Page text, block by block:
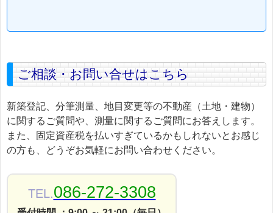
ご相談・お問い合せはこちら
新築登記、分筆測量、地目変更等の不動産（土地・建物）
に関するご質問や、測量に関するご質問にお答えします。
また、固定資産税を払いすぎているかもしれないとお感じ
の方も、どうぞお気軽にお問い合わせください。
TEL.086-272-3308